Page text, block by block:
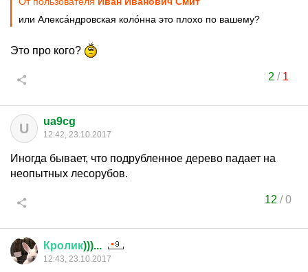
или Алекса́ндровская коло́нна это плохо по вашему?
Это про кого?
2 / 1
U ua9cg
12:42, 23.10.2017
Иногда бывает, что подрубленное дерево падает на
неопытных лесорубов.
12 /0
Кролик)))...
12:43, 23.10.2017